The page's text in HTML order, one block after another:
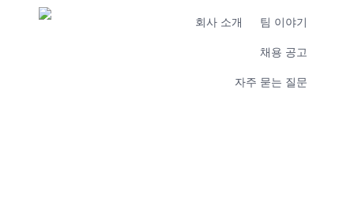
회사 소개 팀 이야기
채용 공고
자주 묻는 질문